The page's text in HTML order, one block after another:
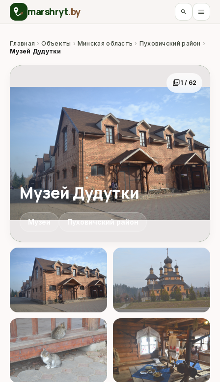
marshryt.by search menu
Главная › Объекты › Минская область › Пуховичский район ›
Музей Дудутки
photo_library1 / 62
Музей Дудутки
Музеи Пуховичский район